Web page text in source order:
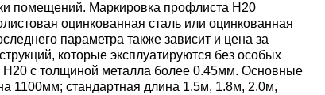
помещений. Маркировка профлиста Н20
оцинкованная сталь или оцинкованная
параметра также зависит и цена за
которые эксплуатируются без особых
Н20 с толщиной металла более 0.45мм. Основные
1100мм; стандартная длина 1.5м, 1.8м, 2.0м,